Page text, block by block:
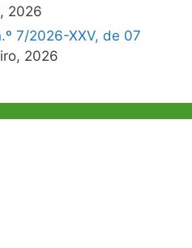
2026
7/2026-XXV, de 07
2026